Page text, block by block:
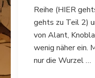
Reihe (HIER
gehts zu Teil 2)
von Alant,
wenig näher ein.
nur die Wurzel …